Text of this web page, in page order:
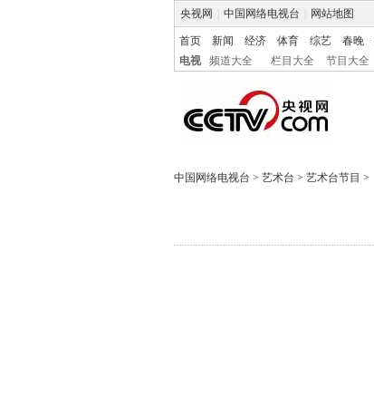
央视网 中国网络电视台 网站地图
首页 新闻 经济 体育 综艺 春晚
电视
频道大全 栏目大全 节目大全
中国网络电视台 > 艺术台 > 艺术台节目 >